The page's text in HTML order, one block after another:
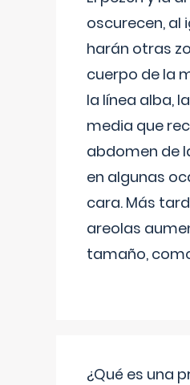
oscurecen, al
harán otras
cuerpo de la
la línea alba,
media que
abdomen de
en algunas
cara. Más
areolas
tamaño,
¿Qué es una